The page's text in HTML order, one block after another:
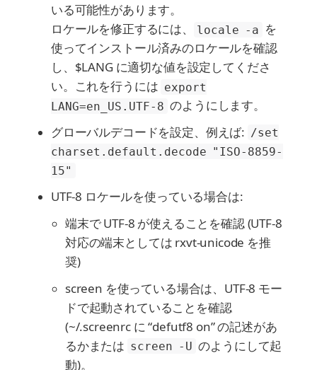
いる可能性があります。
ロケールを修正するには、
locale -a を
使ってインストール済みのロケールを確認
し、$LANG に適切な値を設定してくださ
い。これを行うには export
LANG=en_US.UTF-8 のようにします。
グローバルデコードを設定、例えば: /set
charset.default.decode "ISO-8859-
15"
UTF-8 ロケールを使っている場合は:
端末で UTF-8 が使えることを確認 (UTF-8
対応の端末としては rxvt-unicode を推
奨)
screen を使っている場合は、UTF-8 モー
ドで起動されていることを確認
(~/.screenrc に “defutf8 on” の記述があ
るかまたは screen -U のようにして起
動)。